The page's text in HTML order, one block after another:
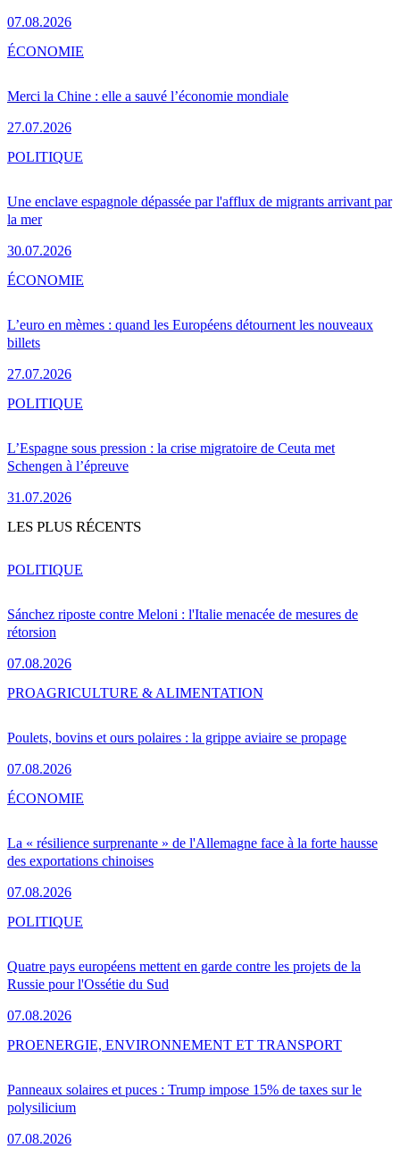
07.08.2026
Merci la Chine : elle a sauvé l’économie mondiale
27.07.2026
ÉCONOMIE
Une enclave espagnole dépassée par l'afflux de migrants arrivant par
la mer
30.07.2026
POLITIQUE
L’euro en mèmes : quand les Européens détournent les nouveaux
billets
27.07.2026
ÉCONOMIE
L’Espagne sous pression : la crise migratoire de Ceuta met
Schengen à l’épreuve
31.07.2026
POLITIQUE
LES PLUS RÉCENTS
Sánchez riposte contre Meloni : l'Italie menacée de mesures de
rétorsion
07.08.2026
POLITIQUE
Poulets, bovins et ours polaires : la grippe aviaire se propage
07.08.2026
PROAGRICULTURE & ALIMENTATION
La « résilience surprenante » de l'Allemagne face à la forte hausse
des exportations chinoises
07.08.2026
ÉCONOMIE
Quatre pays européens mettent en garde contre les projets de la
Russie pour l'Ossétie du Sud
07.08.2026
POLITIQUE
Panneaux solaires et puces : Trump impose 15% de taxes sur le
polysilicium
07.08.2026
PROENERGIE, ENVIRONNEMENT ET TRANSPORT